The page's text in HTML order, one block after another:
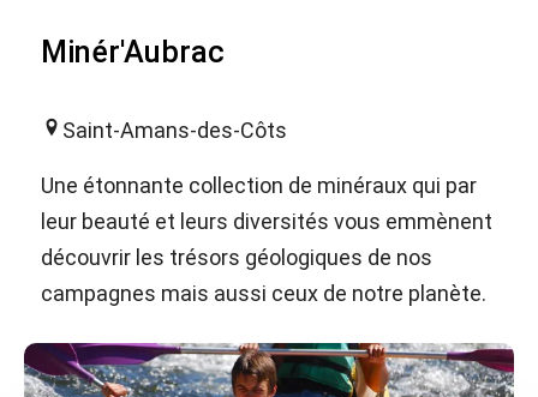
Minér'Aubrac
Saint-Amans-des-Côts
Une étonnante collection de minéraux qui par
leur beauté et leurs diversités vous emmènent
découvrir les trésors géologiques de nos
campagnes mais aussi ceux de notre planète.